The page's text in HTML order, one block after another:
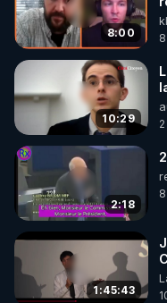
Rendez-vous sur
code : REGENERE10
▶ 30 jours gratuit sur
de bien-être ENVOL :
Rendez-vous sur
le code : REGENERE
8:00
»
10:29
2:18
1:45:43